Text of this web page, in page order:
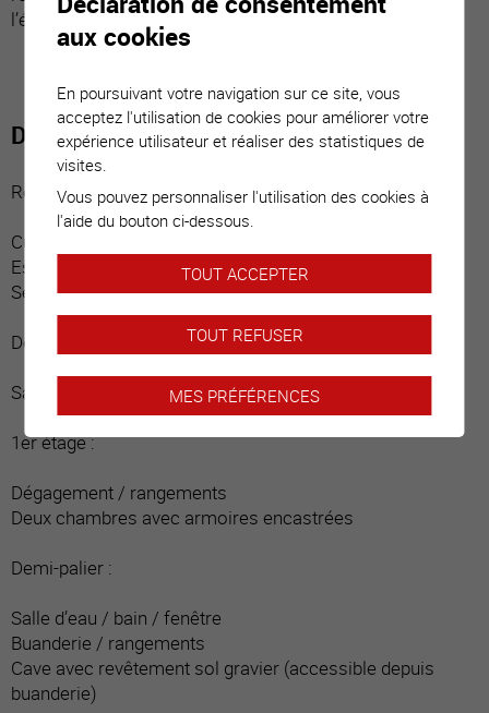
l’état de neuf.
Distribution du bien
Rez-de-chaussée :
Cuisine design ouverte avec armoire économat
Espace repas donnant sur terrasse
Séjour donnant sur terrasse
Demi-palier :
Salle d’eau / douche / fenêtre
1er étage :
Dégagement / rangements
Deux chambres avec armoires encastrées
Demi-palier :
Salle d’eau / bain / fenêtre
Buanderie / rangements
Cave avec revêtement sol gravier (accessible depuis
buanderie)
aux cookies
En poursuivant votre navigation sur ce site, vous
acceptez l'utilisation de cookies pour améliorer votre
expérience utilisateur et réaliser des statistiques de
visites.
Vous pouvez personnaliser l'utilisation des cookies à
l'aide du bouton ci-dessous.
TOUT ACCEPTER
TOUT REFUSER
MES PRÉFÉRENCES